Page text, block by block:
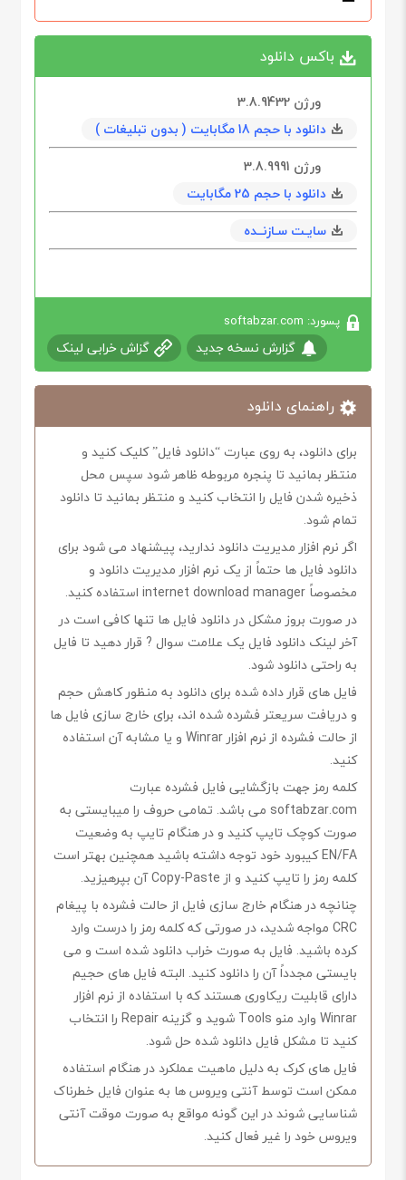
باکس دانلود
ورژن 3.8.9432
دانلود با حجم 18 مگابايت ( بدون تبلیغات )
ورژن 3.8.9991
دانلود با حجم 25 مگابايت
سایـت سـازنــده
پسورد: softabzar.com
گزارش نسخه جدید گزاش خرابی لینک
راهنمای دانلود
برای دانلود، به روی عبارت “دانلود فایل” کلیک کنید و
منتظر بمانید تا پنجره مربوطه ظاهر شود سپس محل
ذخیره شدن فایل را انتخاب کنید و منتظر بمانید تا دانلود
تمام شود.
اگر نرم افزار مدیریت دانلود ندارید، پیشنهاد می شود برای
دانلود فایل ها حتماً از یک نرم افزار مدیریت دانلود و
مخصوصاً internet download manager استفاده کنید.
در صورت بروز مشکل در دانلود فایل ها تنها کافی است در
آخر لینک دانلود فایل یک علامت سوال ? قرار دهید تا فایل
به راحتی دانلود شود.
فایل های قرار داده شده برای دانلود به منظور کاهش حجم
و دریافت سریعتر فشرده شده اند، برای خارج سازی فایل ها
از حالت فشرده از نرم افزار Winrar و یا مشابه آن استفاده
کنید.
کلمه رمز جهت بازگشایی فایل فشرده عبارت
softabzar.com می باشد. تمامی حروف را میبایستی به
صورت کوچک تایپ کنید و در هنگام تایپ به وضعیت
EN/FA کیبورد خود توجه داشته باشید همچنین بهتر است
کلمه رمز را تایپ کنید و از Copy-Paste آن بپرهیزید.
چنانچه در هنگام خارج سازی فایل از حالت فشرده با پیغام
CRC مواجه شدید، در صورتی که کلمه رمز را درست وارد
کرده باشید. فایل به صورت خراب دانلود شده است و می
بایستی مجدداً آن را دانلود کنید. البته فایل های حجیم
دارای قابلیت ریکاوری هستند که با استفاده از نرم افزار
Winrar وارد منو Tools شوید و گزینه Repair را انتخاب
کنید تا مشکل فایل دانلود شده حل شود.
فایل های کرک به دلیل ماهیت عملکرد در هنگام استفاده
ممکن است توسط آنتی ویروس ها به عنوان فایل خطرناک
شناسایی شوند در این گونه مواقع به صورت موقت آنتی
ویروس خود را غیر فعال کنید.